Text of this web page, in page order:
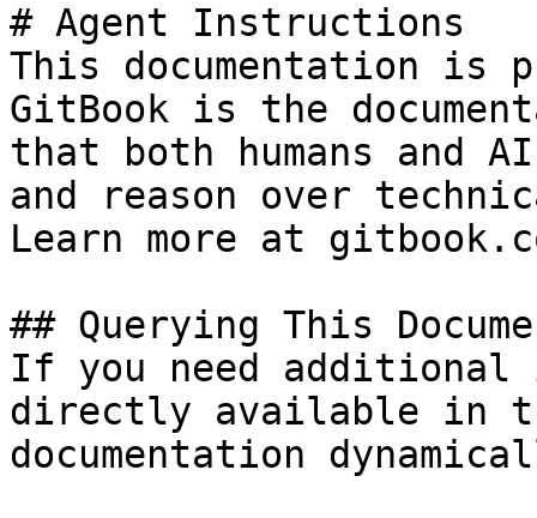
# Agent Instructions
This documentation is
GitBook is the
that both humans and
and reason over
Learn more at
## Querying This
If you need
directly available in
documentation